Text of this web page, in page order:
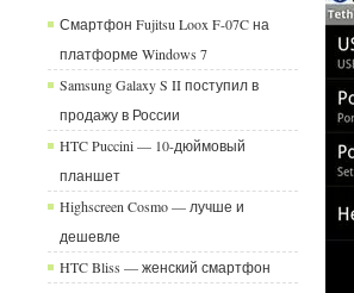
Смартфон Fujitsu Loox F-07C на
платформе Windows 7
Samsung Galaxy S II поступил в
продажу в России
HTC Puccini — 10-дюймовый
планшет
Highscreen Cosmo — лучше и
дешевле
HTC Bliss — женский смартфон